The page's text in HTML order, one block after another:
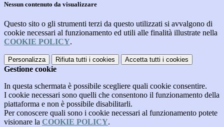
Nessun contenuto da visualizzare
Questo sito o gli strumenti terzi da questo utilizzati si avvalgono di
cookie necessari al funzionamento ed utili alle finalità illustrate nella
COOKIE POLICY.
Personalizza Rifiuta tutti i cookies Accetta tutti i cookies
Gestione cookie
In questa schermata è possibile scegliere quali cookie consentire.
I cookie necessari sono quelli che consentono il funzionamento della
piattaforma e non è possibile disabilitarli.
Per conoscere quali sono i cookie necessari al funzionamento potete
visionare la COOKIE POLICY.